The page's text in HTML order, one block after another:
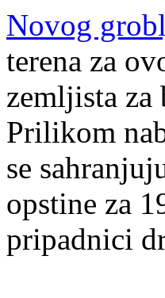
Novog
terena za
zemljista
Prilikom
se
opstine za
pripadnici